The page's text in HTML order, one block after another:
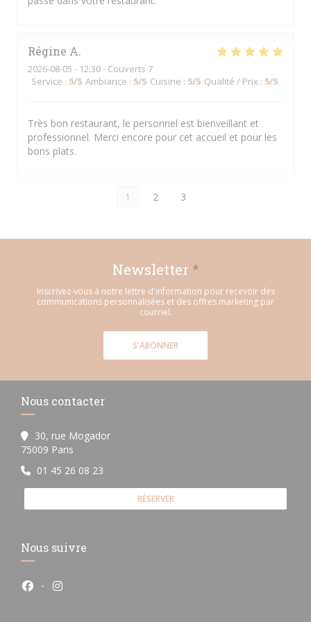
Régine A
2026-08-05 - 12:30 - Couverts 7
Service : 5/5 Ambiance : 5/5 Cuisine : 5/5 Qualité / Prix : 5/5
Très bon restaurant, le personnel est bienveillant et
professionnel. Merci encore pour cet accueil et pour les
bons plats.
1 2 3
Newsletter *
Inscrivez-vous à notre lettre d'information pour recevoir des
communications personnalisées et des offres marketing par
courriel.
S'ABONNER
Nous contacter
30, rue Mogador
75009 Paris
01 45 26 08 23
RÉSERVER
Nous suivre
Facebook ((ouvre une nouvelle fenêtre))
Instagram ((ouvre une nouvelle fenêtre))